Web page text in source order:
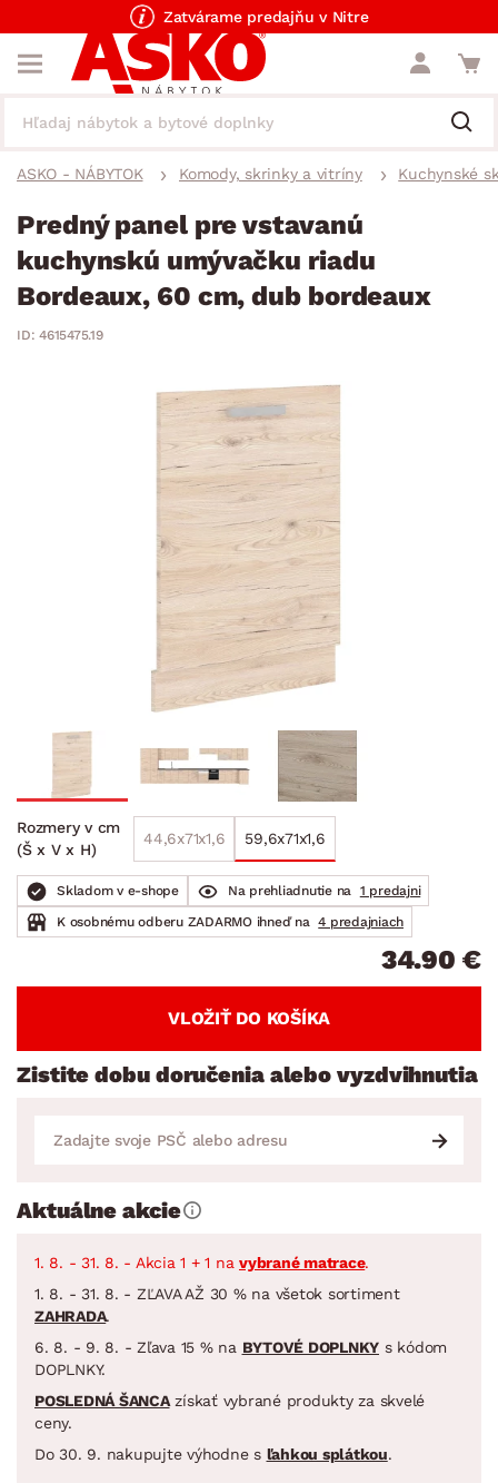
Zatvárame predajňu v Nitre
ASKO - NÁBYTOK Komody, skrinky a vitríny Kuchynské
Predný panel pre vstavanú
kuchynskú umývačku riadu
Bordeaux, 60 cm, dub bordeaux
ID: 4615475.19
Rozmery v cm
(Š x V x H)
44,6x71x1,6 59,6x71x1,6
Skladom v e-shope Na prehliadnutie na
1 predajni
K osobnému odberu ZADARMO ihneď na 4 predajniach
34.90 €
VLOŽIŤ DO KOŠÍKA
Zistite dobu doručenia alebo vyzdvihnutia
Aktuálne akcie
1. 8. - 31. 8. - Akcia 1 + 1 na vybrané matrace.
1. 8. - 31. 8. - ZĽAVA AŽ 30 % na všetok sortiment
ZAHRADA.
6. 8. - 9. 8. - Zľava 15 % na BYTOVÉ DOPLNKY s kódom
DOPLNKY.
POSLEDNÁ ŠANCAzískať vybrané produkty za skvelé
ceny.
Do 30. 9. nakupujte výhodne s ľahkou splátkou.